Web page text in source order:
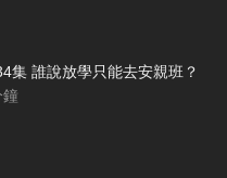
集 誰說放學只能去安親班？